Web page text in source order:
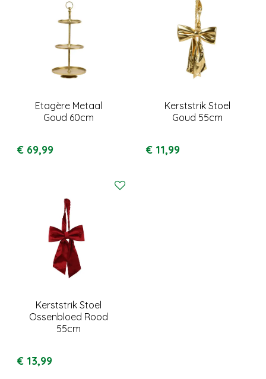
Etagère Metaal
Goud 60cm
€ 69,99
Kerststrik Stoel
Goud 55cm
€ 11,99
Kerststrik Stoel
Ossenbloed Rood
55cm
€ 13,99